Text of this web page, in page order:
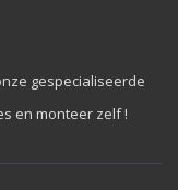
gespecialiseerde
en monteer zelf !